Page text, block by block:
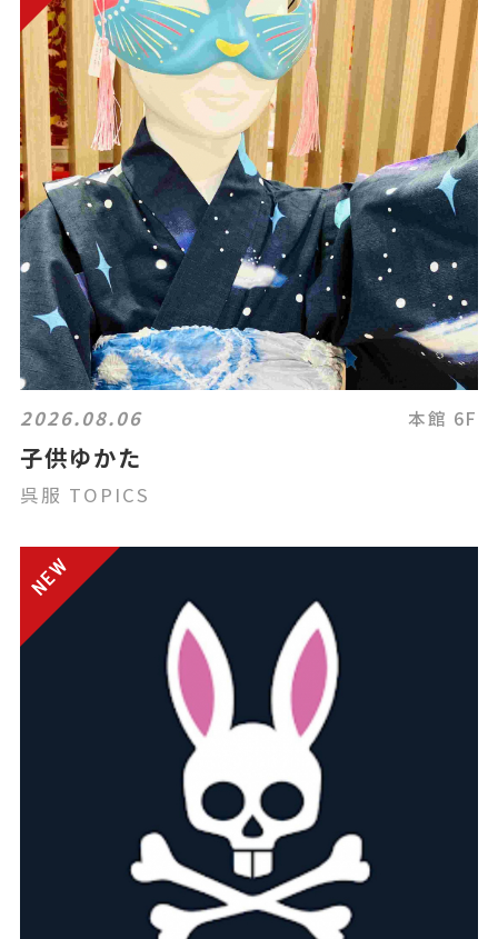
2026.08.06 本館 6F
子供ゆかた
呉服 TOPICS